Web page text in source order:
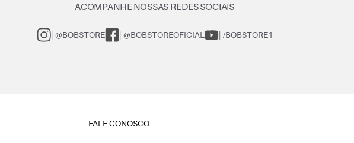
ACOMPANHE NOSSAS REDES SOCIAIS
| @BOBSTORE | @BOBSTOREOFICIAL | /BOBSTORE1
FALE CONOSCO